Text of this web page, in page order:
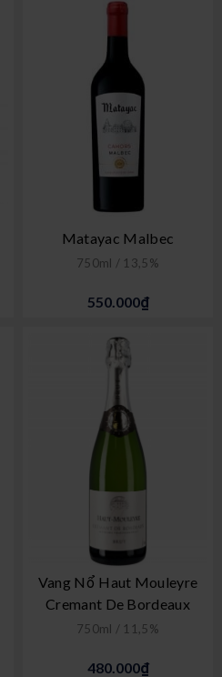
Matayac Malbec
750ml / 13,5%
550.000₫
Vang Nổ Haut Mouleyre
Cremant De Bordeaux
750ml / 11,5%
480.000₫